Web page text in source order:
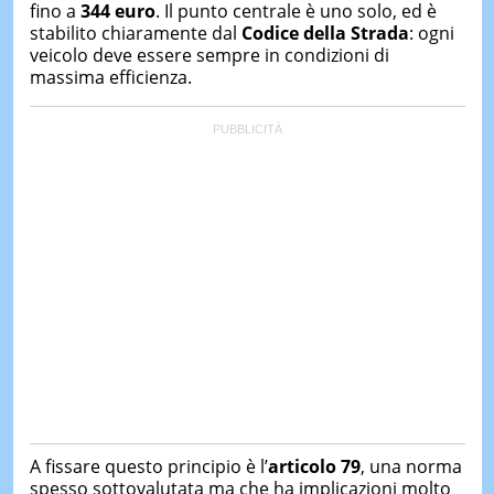
fino a 344 euro. Il punto centrale è uno solo, ed è
stabilito chiaramente dal Codice della Strada: ogni
veicolo deve essere sempre in condizioni di
massima efficienza.
A fissare questo principio è l’articolo 79, una norma
spesso sottovalutata ma che ha implicazioni molto